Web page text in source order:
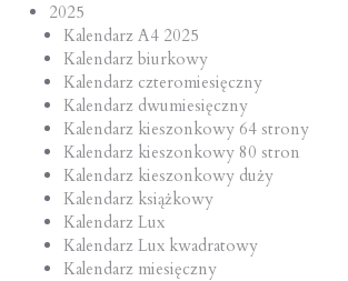
2025
Kalendarz A4 2025
Kalendarz biurkowy
Kalendarz czteromiesięczny
Kalendarz dwumiesięczny
Kalendarz kieszonkowy 64 strony
Kalendarz kieszonkowy 80 stron
Kalendarz kieszonkowy duży
Kalendarz książkowy
Kalendarz Lux
Kalendarz Lux kwadratowy
Kalendarz miesięczny